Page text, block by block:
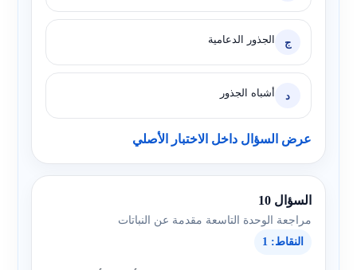
ج الجذور الدعامية
د أشباه الجذور
عرض السؤال داخل الاختبار الأصلي
السؤال 10
مراجعة الوحدة التاسعة مقدمة عن النباتات
النقاط: 1